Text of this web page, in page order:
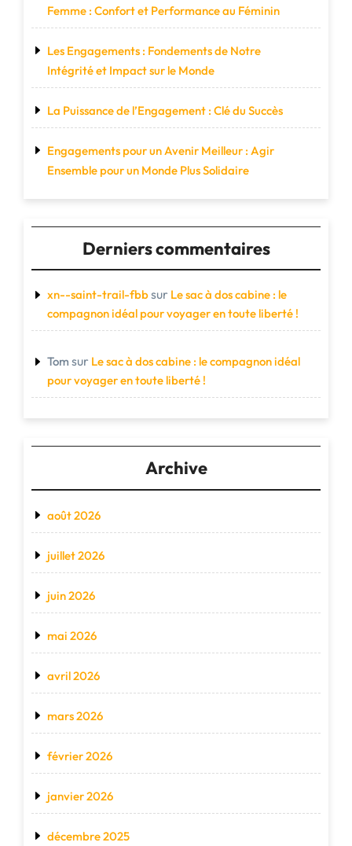
Femme : Confort et Performance au Féminin
Les Engagements : Fondements de Notre
Intégrité et Impact sur le Monde
La Puissance de l’Engagement : Clé du Succès
Engagements pour un Avenir Meilleur : Agir
Ensemble pour un Monde Plus Solidaire
Derniers commentaires
xn--saint-trail-fbbsur Le sac à dos cabine : le
compagnon idéal pour voyager en toute liberté !
Tom sur Le sac à dos cabine : le compagnon idéal
pour voyager en toute liberté !
Archive
août 2026
juillet 2026
juin 2026
mai 2026
avril 2026
mars 2026
février 2026
janvier 2026
décembre 2025